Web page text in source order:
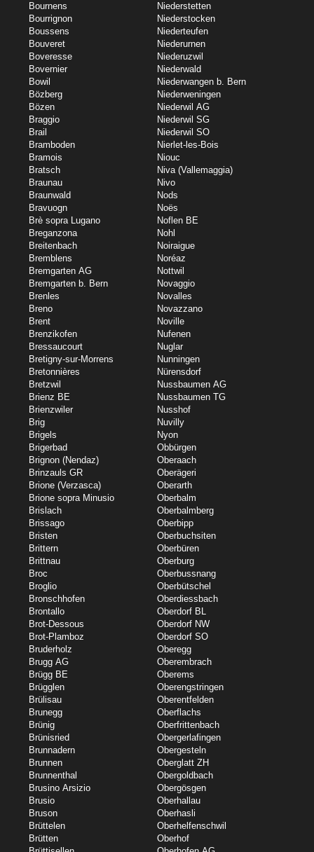
Bournens
Bourrignon
Boussens
Bouveret
Boveresse
Bovernier
Bowil
Bözberg
Bözen
Braggio
Brail
Bramboden
Bramois
Bratsch
Braunau
Braunwald
Bravuogn
Brè sopra Lugano
Breganzona
Breitenbach
Bremblens
Bremgarten AG
Bremgarten b. Bern
Brenles
Breno
Brent
Brenzikofen
Bressaucourt
Bretigny-sur-Morrens
Bretonnières
Bretzwil
Brienz BE
Brienzwiler
Brig
Brigels
Brigerbad
Brignon (Nendaz)
Brinzauls GR
Brione (Verzasca)
Brione sopra Minusio
Brislach
Brissago
Bristen
Brittern
Brittnau
Broc
Broglio
Bronschhofen
Brontallo
Brot-Dessous
Brot-Plamboz
Bruderholz
Brugg AG
Brügg BE
Brügglen
Brülisau
Brunegg
Brünig
Brünisried
Brunnadern
Brunnen
Brunnenthal
Brusino Arsizio
Brusio
Bruson
Brüttelen
Brütten
Niederstetten
Niederstocken
Niederteufen
Niederurnen
Niederuzwil
Niederwald
Niederwangen b. Bern
Niederweningen
Niederwil AG
Niederwil SG
Niederwil SO
Nierlet-les-Bois
Niouc
Niva (Vallemaggia)
Nivo
Nods
Noës
Noflen BE
Nohl
Noiraigue
Noréaz
Nottwil
Novaggio
Novalles
Novazzano
Noville
Nufenen
Nuglar
Nunningen
Nürensdorf
Nussbaumen AG
Nussbaumen TG
Nusshof
Nuvilly
Nyon
Obbürgen
Oberaach
Oberägeri
Oberarth
Oberbalm
Oberbalmberg
Oberbipp
Oberbuchsiten
Oberbüren
Oberburg
Oberbussnang
Oberbütschel
Oberdiessbach
Oberdorf BL
Oberdorf NW
Oberdorf SO
Oberegg
Oberembrach
Oberems
Oberengstringen
Oberentfelden
Oberflachs
Oberfrittenbach
Obergerlafingen
Obergesteln
Oberglatt ZH
Obergoldbach
Obergösgen
Oberhallau
Oberhasli
Oberhelfenschwil
Oberhof